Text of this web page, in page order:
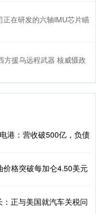
在研发的六轴IMU芯片瞄
方援乌远程武器 核威慑政
港：营收破500亿，负债
格突破每加仑4.50美元
正与美国就汽车关税问